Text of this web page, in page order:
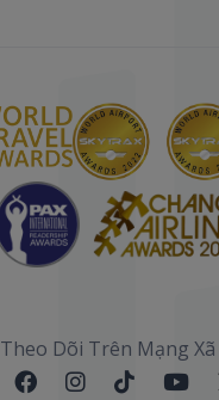
Theo Dõi Trên Mạng